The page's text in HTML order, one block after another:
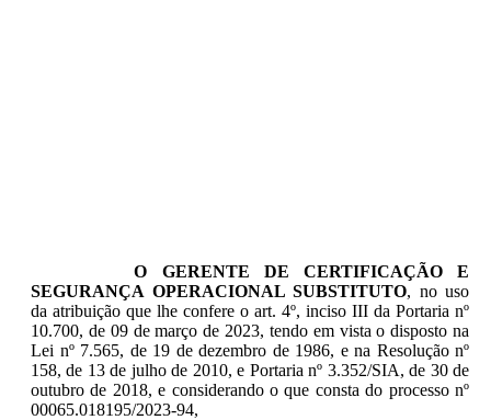
O GERENTE DE CERTIFICAÇÃO E
SEGURANÇA OPERACIONAL SUBSTITUTO, no uso
da atribuição que lhe confere o art. 4º, inciso III da Portaria nº
10.700, de 09 de março de 2023, tendo em vista o disposto na
Lei nº 7.565, de 19 de dezembro de 1986, e na Resolução nº
158, de 13 de julho de 2010, e Portaria nº 3.352/SIA, de 30 de
outubro de 2018, e considerando o que consta do processo nº
00065.018195/2023-94,